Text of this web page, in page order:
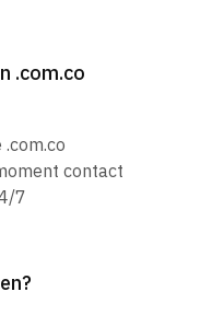
.com.co
contact
7